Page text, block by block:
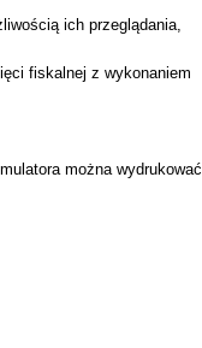
ich przeglądania,
fiskalnej z wykonaniem
można wydrukować